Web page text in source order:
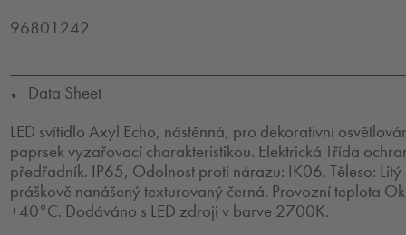
96801242
▼
Data Sheet
LED svítidlo Axyl Echo, nástěnná, pro dekorativní
paprsek vyzařovací charakteristikou. Elektrická Třída
předřadník. IP65, Odolnost proti nárazu: IK06. Těleso:
práškově nanášený texturovaný černá. Provozní teplota
+40°C. Dodáváno s LED zdroji v barve 2700K.